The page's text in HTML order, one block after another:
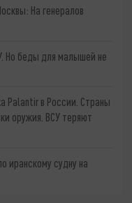
На генералов
Но беды для малышей не
Palantir в России. Страны
оружия. ВСУ теряют
иранскому судну на